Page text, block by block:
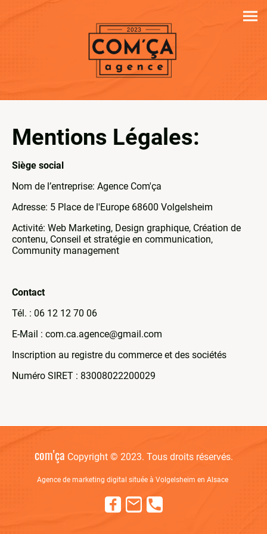
Mentions Légales:
Siège social
Nom de l’entreprise: Agence Com'ça
Adresse: 5 Place de l'Europe 68600 Volgelsheim
Activité: Web Marketing, Design graphique, Création de
contenu, Conseil et stratégie en communication,
Community management
Contact
Tél. : 06 12 12 70 06
E-Mail : com.ca.agence@gmail.com
Inscription au registre du commerce et des sociétés
Numéro SIRET : 83008022200029
com'ça Copyright © 2023. Tous droits réservés.
Agence de marketing digital située à Volgelsheim en Alsace